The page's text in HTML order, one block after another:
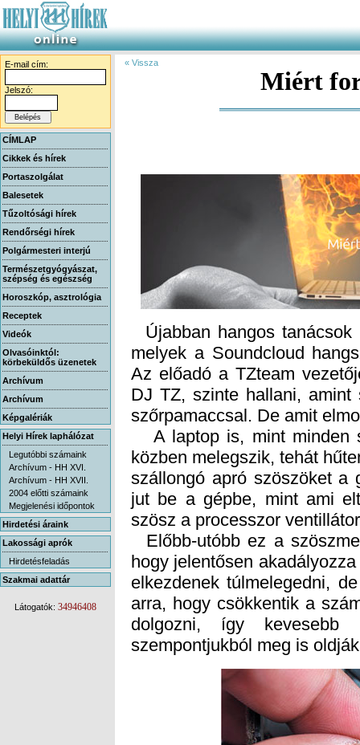
E-mail cím:
Jelszó:
CÍMLAP
Cikkek és hírek
Portaszolgálat
Balesetek
Tűzoltósági hírek
Rendőrségi hírek
Polgármesteri interjú
Természetgyógyászat,
szépség és egészség
Horoszkóp, asztrológia
Receptek
Videók
Olvasóinktól:
körbeküldős üzenetek
Archívum
Archívum
Képgalériák
Helyi Hírek laphálózat
Legutóbbi számaink
Archívum - HH XVI.
Archívum - HH XVII.
2004 előtti számaink
Megjelenési időpontok
Hirdetési áraink
Lakossági aprók
Hirdetésfeladás
Szakmai adattár
Látogatók: 34946408
« Vissza
Miért
Újabban hangos tanácsok
melyek a Soundcloud
Az előadó a TZteam
DJ TZ, szinte hallani,
szőrpamaccsal. De amit
A laptop is, mint minden
közben melegszik, tehát
szállongó apró szöszöket
jut be a gépbe, mint ami
szösz a processzor
Előbb-utóbb ez a
hogy jelentősen
elkezdenek túlmelegedni,
arra, hogy csökkentik a
dolgozni, így
szempontjukból meg is